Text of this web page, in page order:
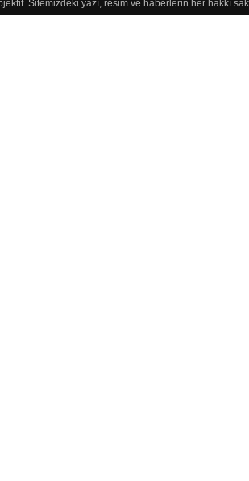
Sitemizdeki yazı, resim ve haberlerin her hakkı